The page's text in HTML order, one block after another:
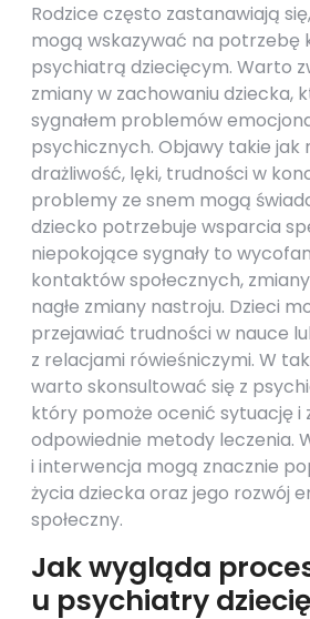
Rodzice często zastanawiają
mogą wskazywać na potrzebę
psychiatrą dziecięcym. Warto
zmiany w zachowaniu dziecka,
sygnałem problemów
psychicznych. Objawy takie jak
drażliwość, lęki, trudności w
problemy ze snem mogą
dziecko potrzebuje wsparcia
niepokojące sygnały to
kontaktów społecznych,
nagłe zmiany nastroju. Dzieci
przejawiać trudności w nauce
z relacjami rówieśniczymi. W
warto skonsultować się z
który pomoże ocenić sytuację i
odpowiednie metody leczenia.
i interwencja mogą znacznie
życia dziecka oraz jego rozwój
społeczny.
Jak wygląda
u psychiatry